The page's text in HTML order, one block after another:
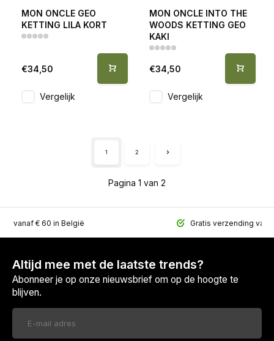
MON ONCLE GEO
KETTING LILA KORT
€34,50
Vergelijk
MON ONCLE INTO THE
WOODS KETTING GEO
KAKI
€34,50
Vergelijk
Pagina 1 van 2
1 2
vanaf € 60 in België Gratis verzending
Altijd mee met de laatste trends?
Abonneer je op onze nieuwsbrief om op de hoogte te
blijven.